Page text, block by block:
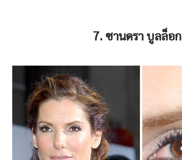
7. ซานดรา บูลล็อก